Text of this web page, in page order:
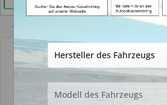
Autoschlüsselgehäuse und